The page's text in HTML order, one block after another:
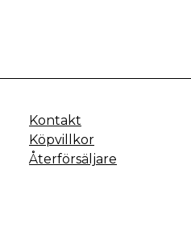
Kontakt
Köpvillkor
Återförsäljare